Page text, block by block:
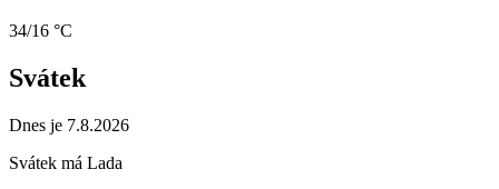
34/16 °C
Svátek
Dnes je 7.8.2026
Svátek má Lada